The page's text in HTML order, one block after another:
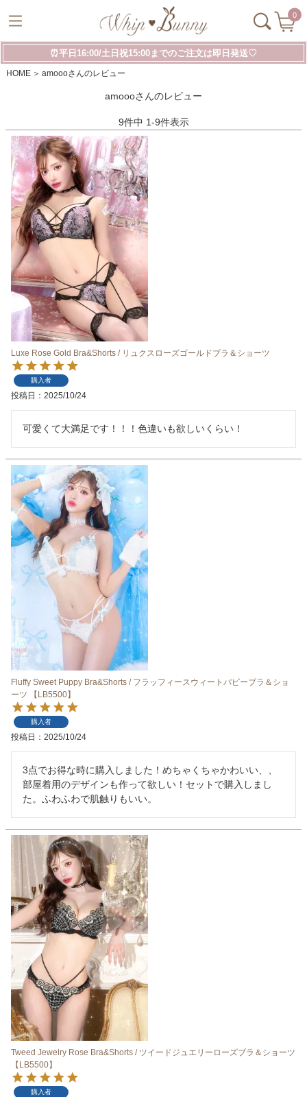
0
⏰平日16:00/土日祝15:00までのご注文は即日発送♡
HOME amoooさんのレビュー
amoooさんのレビュー
9件中 1-9件表示
Luxe Rose Gold Bra&Shorts / リュクスローズゴールドブラ＆ショーツ
購入者
投稿日 2025/10/24
可愛くて大満足です！！！色違いも欲しいくらい！
Fluffy Sweet Puppy Bra&Shorts / フラッフィースウィートパピーブラ＆ショ
ーツ 【LB5500】
購入者
投稿日 2025/10/24
3点でお得な時に購入しました！めちゃくちゃかわいい、、
部屋着用のデザインも作って欲しい！セットで購入しまし
た。ふわふわで肌触りもいい。
Tweed Jewelry Rose Bra&Shorts / ツイードジュエリーローズブラ＆ショーツ
【LB5500】
購入者